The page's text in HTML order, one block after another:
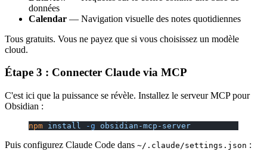
données
Calendar — Navigation visuelle des notes quotidiennes
Tous gratuits. Vous ne payez que si vous choisissez un modèle
cloud.
Étape 3 : Connecter Claude via MCP
C'est ici que la puissance se révèle. Installez le serveur MCP pour
Obsidian :
npm install -g obsidian-mcp-server
Puis configurez Claude Code dans ~/.claude/settings.json :